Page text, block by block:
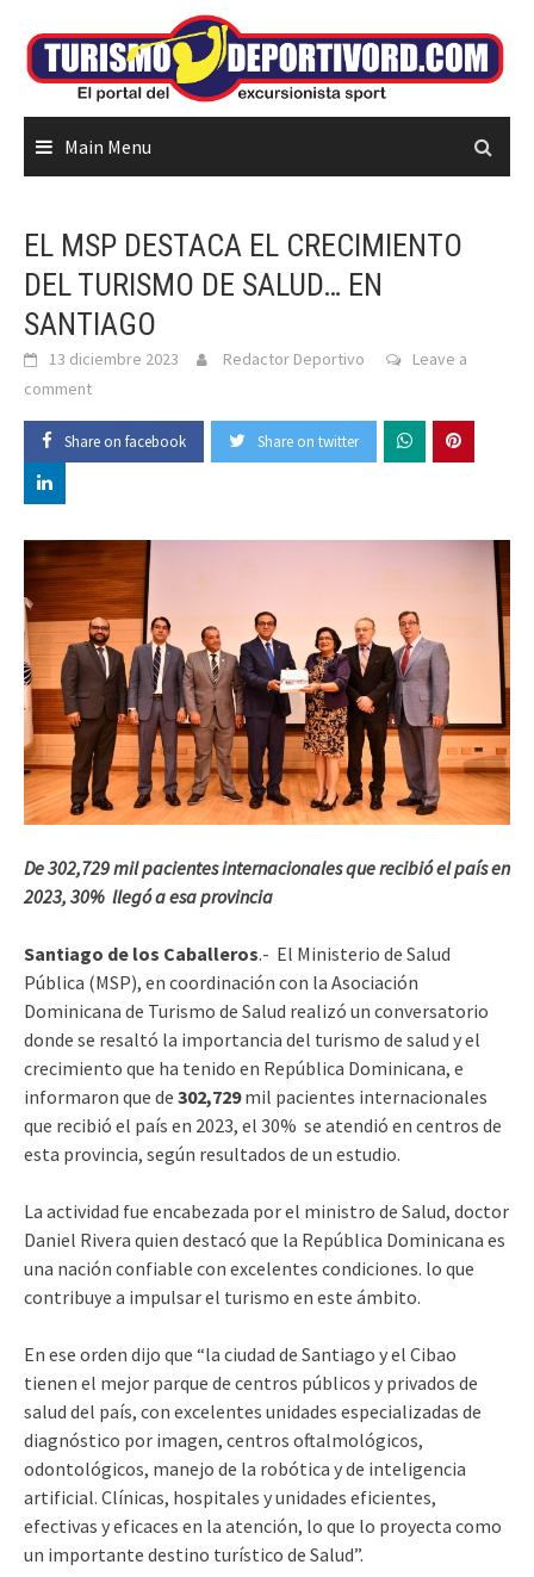
content
Main Menu
EL MSP DESTACA EL CRECIMIENTO
DEL TURISMO DE SALUD… EN
SANTIAGO
13 diciembre 2023 Redactor Deportivo
Leave a
comment
Share on facebook Share on twitter
De 302,729 mil pacientes internacionales que recibió el país en
2023, 30% llegó a esa provincia
Santiago de los Caballeros.- El Ministerio de Salud
Pública (MSP), en coordinación con la Asociación
Dominicana de Turismo de Salud realizó un conversatorio
donde se resaltó la importancia del turismo de salud y el
crecimiento que ha tenido en República Dominicana, e
informaron que de 302,729mil pacientes internacionales
que recibió el país en 2023, el 30% se atendió en centros de
esta provincia, según resultados de un estudio.
La actividad fue encabezada por el ministro de Salud, doctor
Daniel Rivera quien destacó que la República Dominicana es
una nación confiable con excelentes condiciones. lo que
contribuye a impulsar el turismo en este ámbito.
En ese orden dijo que “la ciudad de Santiago y el Cibao
tienen el mejor parque de centros públicos y privados de
salud del país, con excelentes unidades especializadas de
diagnóstico por imagen, centros oftalmológicos,
odontológicos, manejo de la robótica y de inteligencia
artificial. Clínicas, hospitales y unidades eficientes,
efectivas y eficaces en la atención, lo que lo proyecta como
un importante destino turístico de Salud”.